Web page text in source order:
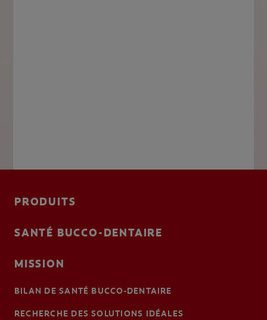
PRODUITS
SANTÉ BUCCO-DENTAIRE
MISSION
BILAN DE SANTÉ BUCCO-DENTAIRE
RECHERCHE DES SOLUTIONS IDÉALES